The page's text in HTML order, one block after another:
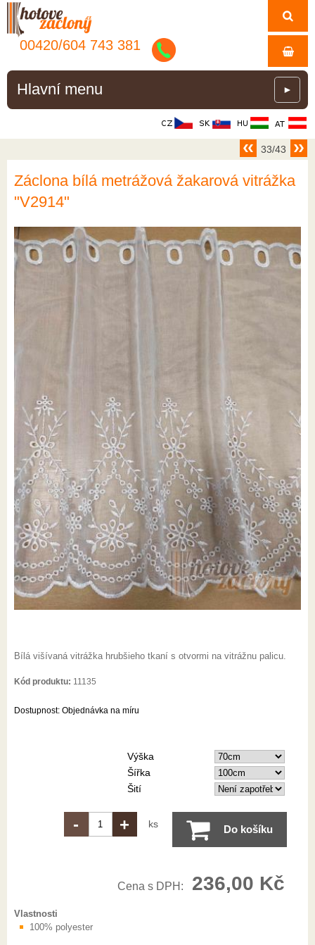
00420/604 743 381
Hlavní menu ►
33/43
Záclona bílá metrážová žakarová vitrážka
"V2914"
Bílá višívaná vitrážka hrubšieho tkaní s otvormi na vitrážnu palicu.
Kód produktu: 11135
Dostupnost: Objednávka na míru
Výška
Šířka
Šití
- + ks Do košíku
Cena s DPH: 236,00 Kč
Vlastnosti
100% polyester